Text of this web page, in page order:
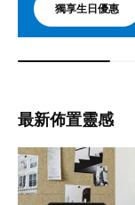
獨享生日優惠
最新佈置靈感